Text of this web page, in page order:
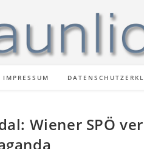
IMPRESSUM
Wiener SPÖ